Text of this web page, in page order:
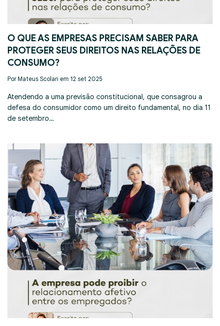
O QUE AS EMPRESAS PRECISAM SABER PARA
PROTEGER SEUS DIREITOS NAS RELAÇÕES DE
CONSUMO?
Por Mateus Scolari em 12 set 2025
Atendendo a uma previsão constitucional, que consagrou a
defesa do consumidor como um direito fundamental, no dia 11
de setembro…